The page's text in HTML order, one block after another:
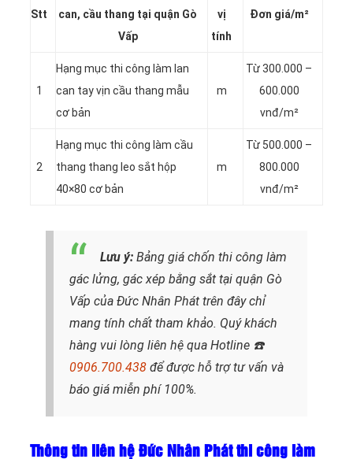
Stt
can, cầu thang tại quận Gò
Vấp
vị
tính
Đơn giá/m²
1
Hạng mục thi công làm lan
can tay vịn cầu thang mẫu
cơ bản
m
Từ 300.000 –
600.000
vnđ/m²
2
Hạng mục thi công làm cầu
thang thang leo sắt hộp
40×80 cơ bản
m
Từ 500.000 –
800.000
vnđ/m²
Lưu ý: Bảng giá chốn thi công làm
gác lửng, gác xép bằng sắt tại quận Gò
Vấp của Đức Nhân Phát trên đây chỉ
mang tính chất tham khảo. Quý khách
hàng vui lòng liên hệ qua Hotline ☎️
0906.700.438 để được hỗ trợ tư vấn và
báo giá miễn phí 100%.
Thông tin liên hệ Đức Nhân Phát thi công làm